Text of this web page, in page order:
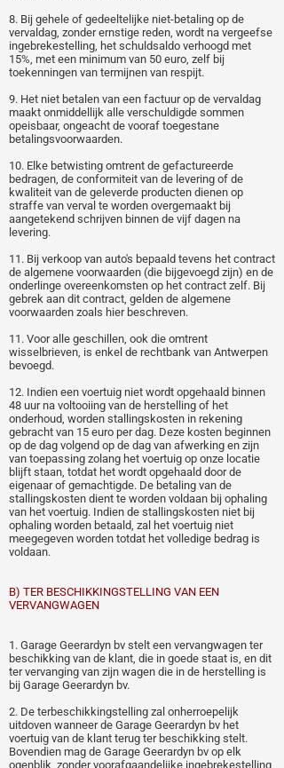
8. Bij gehele of gedeeltelijke niet-betaling op de
vervaldag, zonder ernstige reden, wordt na vergeefse
ingebrekestelling, het schuldsaldo verhoogd met
15%, met een minimum van 50 euro, zelf bij
toekenningen van termijnen van respijt.
9. Het niet betalen van een factuur op de vervaldag
maakt onmiddellijk alle verschuldigde sommen
opeisbaar, ongeacht de vooraf toegestane
betalingsvoorwaarden.
10. Elke betwisting omtrent de gefactureerde
bedragen, de conformiteit van de levering of de
kwaliteit van de geleverde producten dienen op
straffe van verval te worden overgemaakt bij
aangetekend schrijven binnen de vijf dagen na
levering.
11. Bij verkoop van auto's bepaald tevens het contract
de algemene voorwaarden (die bijgevoegd zijn) en de
onderlinge overeenkomsten op het contract zelf. Bij
gebrek aan dit contract, gelden de algemene
voorwaarden zoals hier beschreven.
11. Voor alle geschillen, ook die omtrent
wisselbrieven, is enkel de rechtbank van Antwerpen
bevoegd.
12. Indien een voertuig niet wordt opgehaald binnen
48 uur na voltooiing van de herstelling of het
onderhoud, worden stallingskosten in rekening
gebracht van 15 euro per dag. Deze kosten beginnen
op de dag volgend op de dag van afwerking en zijn
van toepassing zolang het voertuig op onze locatie
blijft staan, totdat het wordt opgehaald door de
eigenaar of gemachtigde. De betaling van de
stallingskosten dient te worden voldaan bij ophaling
van het voertuig. Indien de stallingskosten niet bij
ophaling worden betaald, zal het voertuig niet
meegegeven worden totdat het volledige bedrag is
voldaan.
B) TER BESCHIKKINGSTELLING VAN EEN
VERVANGWAGEN
1. Garage Geerardyn bv stelt een vervangwagen ter
beschikking van de klant, die in goede staat is, en dit
ter vervanging van zijn wagen die in de herstelling is
bij Garage Geerardyn bv.
2. De terbeschikkingstelling zal onherroepelijk
uitdoven wanneer de Garage Geerardyn bv het
voertuig van de klant terug ter beschikking stelt.
Bovendien mag de Garage Geerardyn bv op elk
ogenblik, zonder voorafgaandelijke ingebrekestelling,